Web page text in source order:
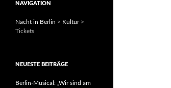
NAVIGATION
Nacht in Berlin > Kultur>
Tickets
NEUESTE BEITRÄGE
Berlin-Musical: „Wir sind am